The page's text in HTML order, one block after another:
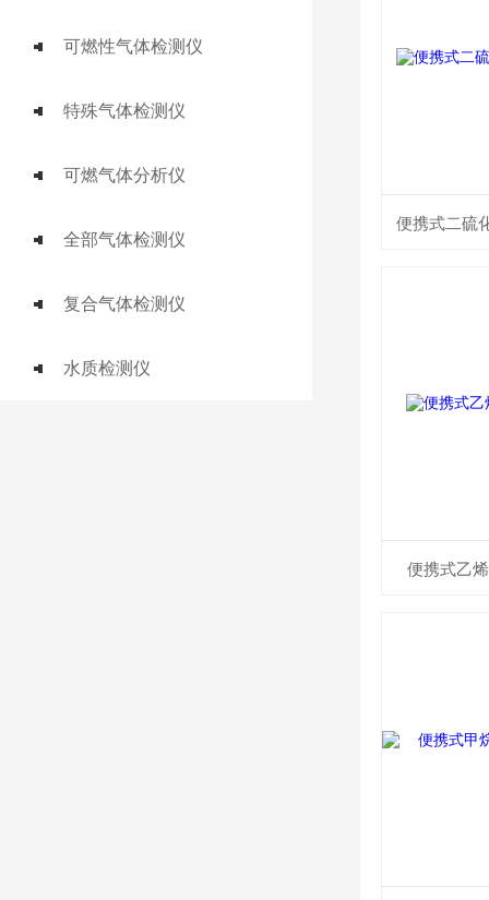
可燃性气体检测仪
特殊气体检测仪
可燃气体分析仪
全部气体检测仪
复合气体检测仪
水质检测仪
便携式二硫
便携式乙